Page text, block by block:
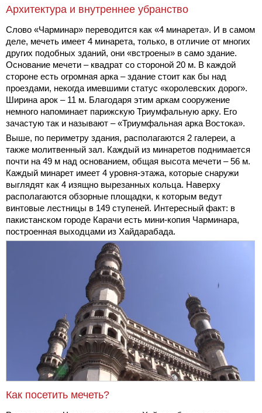
Архитектура и внутреннее убранство
Слово «Чарминар» переводится как «4 минарета». И в самом
деле, мечеть имеет 4 минарета, только, в отличие от многих
других подобных зданий, они «встроены» в само здание.
Основание мечети – квадрат со стороной 20 м. В каждой
стороне есть огромная арка – здание стоит как бы над
проездами, некогда имевшими статус «королевских дорог».
Ширина арок – 11 м. Благодаря этим аркам сооружение
немного напоминает парижскую Триумфальную арку. Его
зачастую так и называют – «Триумфальная арка Востока».
Выше, по периметру здания, располагаются 2 галереи, а
также молитвенный зал. Каждый из минаретов поднимается
почти на 49 м над основанием, общая высота мечети – 56 м.
Каждый минарет имеет 4 уровня-этажа, которые снаружи
выглядят как 4 изящно вырезанных кольца. Наверху
располагаются обзорные площадки, к которым ведут
винтовые лестницы в 149 ступеней. Интересный факт: в
пакистанском городе Карачи есть мини-копия Чарминара,
построенная выходцами из Хайдарабада.
Как посетить мечеть?